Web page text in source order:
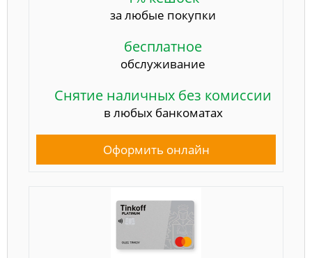
за любые покупки
бесплатное
обслуживание
Снятие наличных без комиссии
в любых банкоматах
Оформить онлайн